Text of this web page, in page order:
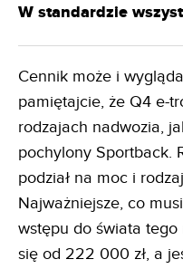
W standardzie
Cennik może i
pamiętajcie, że Q4 e-
rodzajach nadwozia,
pochylony Sportback.
podział na moc i
Najważniejsze, co
wstępu do świata
się od 222 000 zł, a